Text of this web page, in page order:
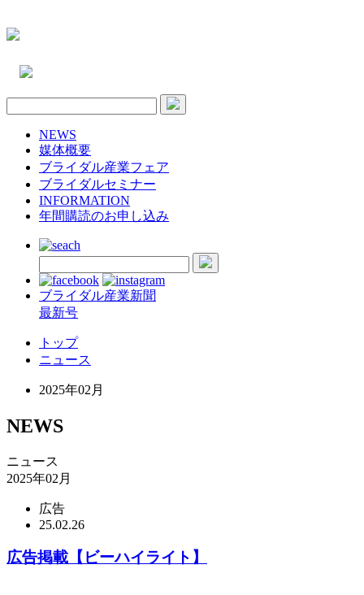
NEWS
媒体概要
ブライダル産業フェア
ブライダルセミナー
INFORMATION
年間購読のお申し込み
ブライダル産業新聞
最新号
トップ
ニュース
2025年02月
NEWS
ニュース
2025年02月
広告
25.02.26
広告掲載【ビーハイライト】